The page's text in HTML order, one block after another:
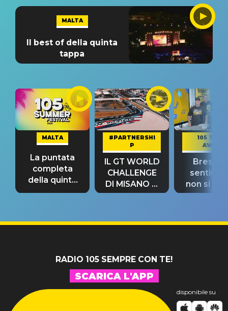
MALTA
Il best of della quinta
tappa
MALTA
La puntata
completa
della quinta
tappa
#PARTNERSHI
P
IL GT WORLD
CHALLENGE
DI MISANO si
riconferma
105 TAKE
AWAY
Bresh:
non si
fino alla
RADIO 105 SEMPRE CON TE!
SCARICA L'APP
disponibile su